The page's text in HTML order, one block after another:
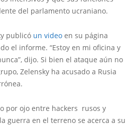
del parlamento ucraniano.
publicó un video en su página
el informe. “Estoy en mi oficina y
dijo. Si bien el ataque aún no
Zelensky ha acusado a Rusia
por ojo entre hackers rusos y
guerra en el terreno se acerca a su